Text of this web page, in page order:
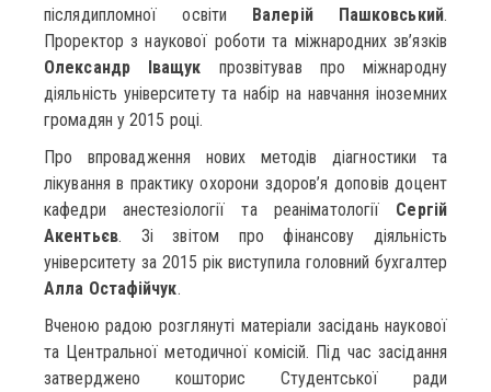
післядипломної освіти Валерій Пашковський.
Проректор з наукової роботи та міжнародних зв’язків
Олександр Іващук прозвітував про міжнародну
діяльність університету та набір на навчання іноземних
громадян у 2015 році.
Про впровадження нових методів діагностики та
лікування в практику охорони здоров’я доповів доцент
кафедри анестезіології та реаніматології Сергій
Акентьєв. Зі звітом про фінансову діяльність
університету за 2015 рік виступила головний бухгалтер
Алла Остафійчук.
Вченою радою розглянуті матеріали засідань наукової
та Центральної методичної комісій. Під час засідання
затверджено кошторис Студентської ради